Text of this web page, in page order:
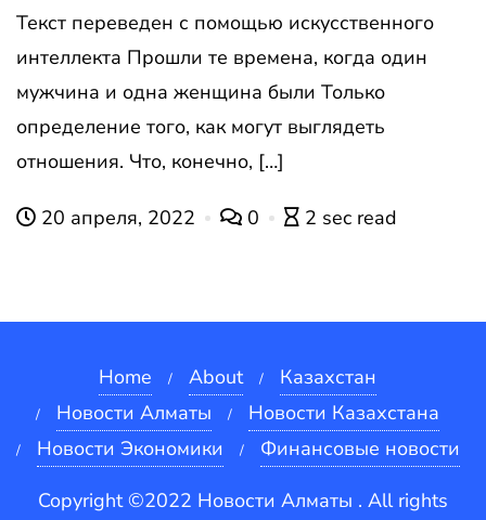
Текст переведен с помощью искусственного
интеллекта Прошли те времена, когда один
мужчина и одна женщина были Только
определение того, как могут выглядеть
отношения. Что, конечно, […]
20 апреля, 2022 0 2 sec read
Home About
Казахстан
Новости Алматы
Новости Казахстана
Новости Экономики
Финансовые новости
Copyright ©2022 Новости Алматы . All rights